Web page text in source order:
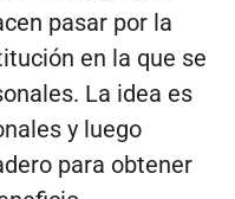
pasar por la
en la que se
La idea es
y luego
para obtener